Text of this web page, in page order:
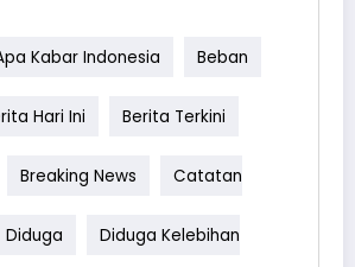
Kabar Indonesia Beban
Hari Ini Berita Terkini
Breaking News Catatan
Diduga Diduga Kelebihan